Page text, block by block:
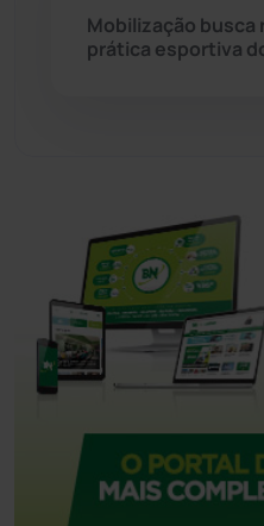
Mobilização busca
prática esportiva